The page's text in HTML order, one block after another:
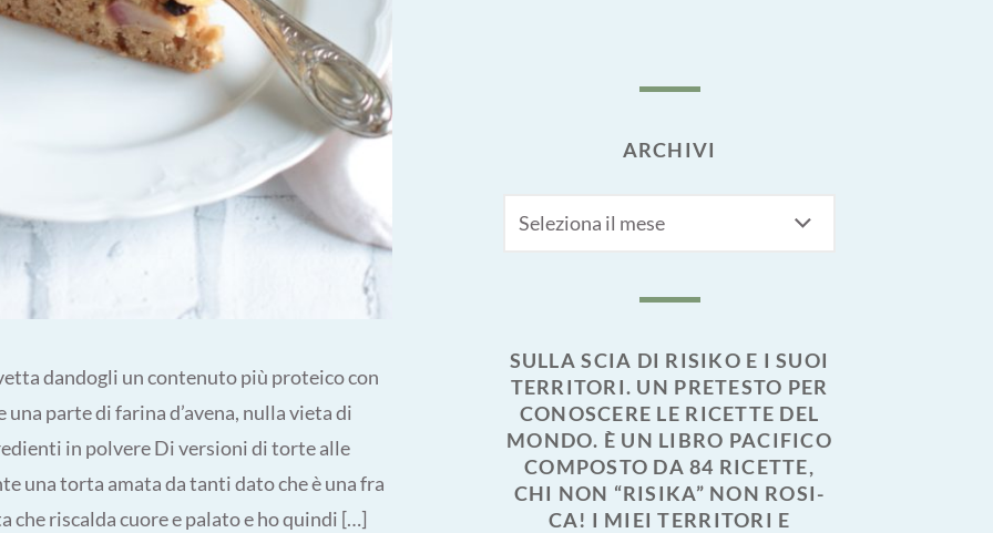
dandogli un contenuto più proteico con
parte di farina d’avena, nulla vieta di
in polvere Di versioni di torte alle
una torta amata da tanti dato che è una fra
che riscalda cuore e palato e ho quindi […]
ARCHIVI
SULLA SCIA DI RISIKO E I SUOI
TERRITORI. UN PRETESTO PER
CONOSCERE LE RICETTE DEL
MONDO. È UN LIBRO PACIFICO
COMPOSTO DA 84 RICETTE,
CHI NON “RISIKA” NON ROSI-
CA! I MIEI TERRITORI E